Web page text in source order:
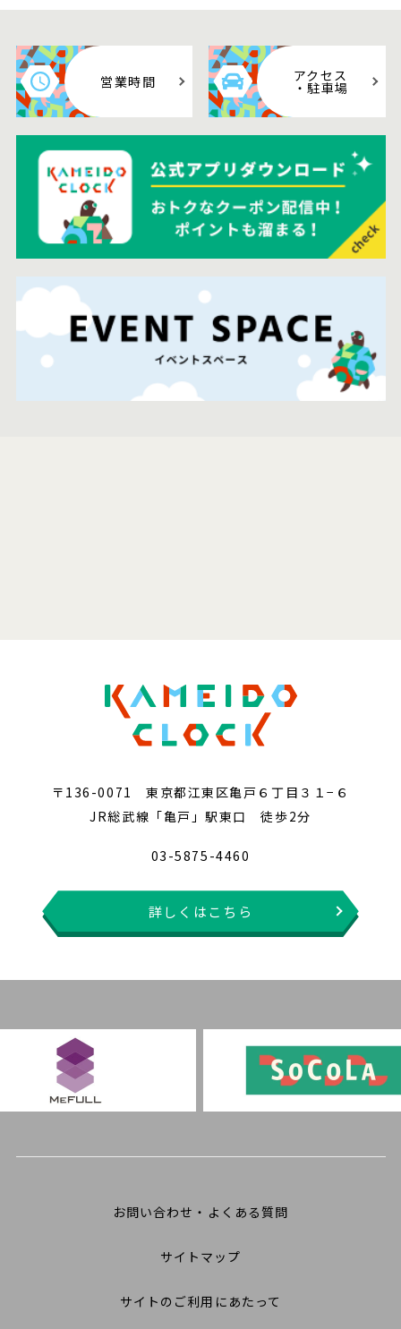
営業時間 アクセス
・駐車場
〒136-0071 東京都江東区亀戸６丁目３１−６
JR総武線「亀戸」駅東口 徒歩2分
03-5875-4460
詳しくはこちら
お問い合わせ・よくある質問
サイトマップ
サイトのご利用にあたって